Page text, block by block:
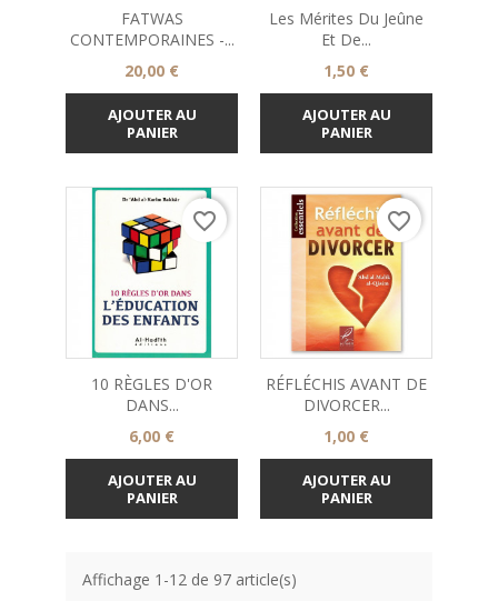
FATWAS
CONTEMPORAINES -...
Prix
20,00 €
AJOUTER AU
PANIER
Les Mérites Du Jeûne
Et De...
Prix
1,50 €
AJOUTER AU
PANIER
10 RÈGLES D'OR
DANS...
Prix
6,00 €
AJOUTER AU
PANIER
favorite_border
RÉFLÉCHIS AVANT DE
DIVORCER...
Prix
1,00 €
AJOUTER AU
PANIER
favorite_border
Affichage 1-12 de 97 article(s)